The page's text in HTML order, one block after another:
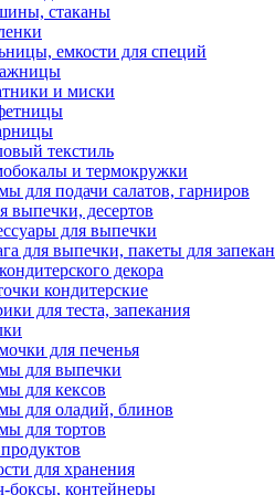
стаканы
емкости для специй
и миски
текстиль
и термокружки
для подачи салатов, гарниров
выпечки, десертов
для выпечки
для выпечки, пакеты для
декора
кондитерские
для теста, запекания
для печенья
для выпечки
для кексов
для оладий, блинов
для тортов
для хранения
боксы, контейнеры